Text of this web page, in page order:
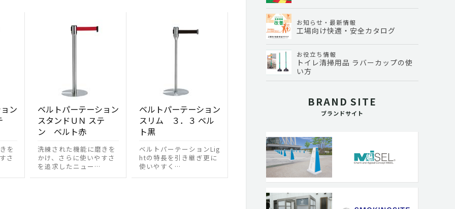
ン
を
さ
ベルトパーテーション
スタンドＵＮ ステ
ン ベルト赤
洗練された機能に磨きを
かけ、さらに使いやすさ
を追求したニュー…
ベルトパーテーション
スリム ３．３ ベル
ト黒
ベルトパーテーションLig
htの特長を引き継ぎ更に
使いやすく…
お知らせ・最新情報
工場向け快適・安全カタログ
お役立ち情報
トイレ清掃用品 ラバーカップの使
い方
BRAND SITE
ブランドサイト